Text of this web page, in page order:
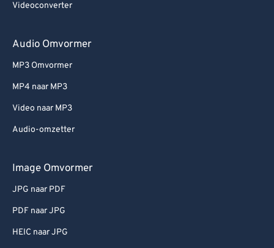
Videoconverter
Audio Omvormer
MP3 Omvormer
MP4 naar MP3
Video naar MP3
Audio-omzetter
Image Omvormer
JPG naar PDF
PDF naar JPG
HEIC naar JPG